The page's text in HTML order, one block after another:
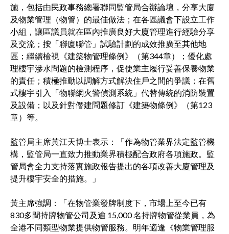
施，包括由民政事務總署聯同監管局合辦論壇，分享大廈
及物業管理（物管）的最佳做法；在各區議會下設立工作
小組，讓區議員就在區內推廣良好大廈管理進行經驗分享
及交流；按「聯廈聯管」試驗計劃的成效推廣至其他地
區；繼續檢視《建築物管理條例》（第344章）；優化處
理樓宇滲水問題的檢測程序，促使業主履行妥善保養物業
的責任；積極推動以調解方式解決住戶之間的爭議；在舊
式樓宇引入「物聯網火警偵測系統」代替傳統的消防裝置
及設備；以及針對僭建問題修訂《建築物條例》（第123
章）等。
監管局主席黃江天博士表示：「作為物管業界法定監管機
構，監管局一直致力推動業界積極配合政府各項施政。監
管局會全力支持落實施政報告提出的各項改善大廈管理及
提升樓宇安全的措施。」
黃主席強調：「在物管業發牌制度下，市場上至今已有
830多間持牌物管公司及逾 15,000 名持牌物管從業員，為
全港不同類型物業提供物管服務。明年適逢《物業管理服